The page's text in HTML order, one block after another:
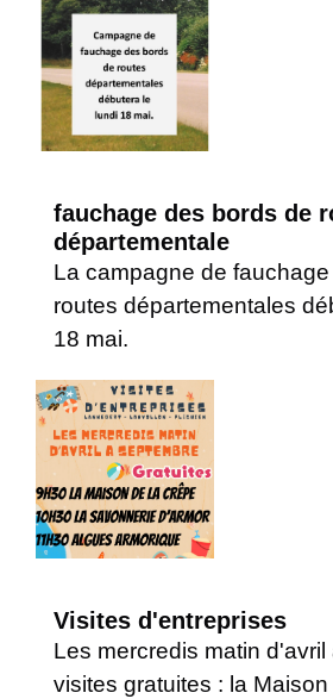
fauchage des bords de
départementale
La campagne de
routes départementales
18 mai.
Visites d'entreprises
Les mercredis matin d'avril
visites gratuites : la